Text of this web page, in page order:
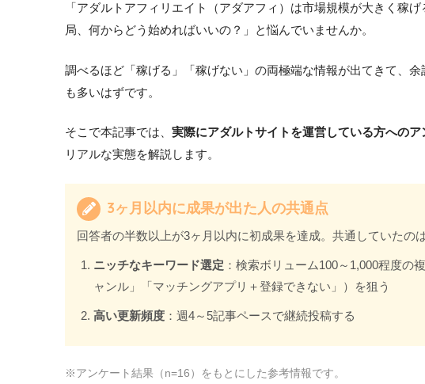
「アダルトアフィリエイト（アダアフィ）は市場規模が大きく稼
局、何からどう始めればいいの？」と悩んでいませんか。
調べるほど「稼げる」「稼げない」の両極端な情報が出てきて、
も多いはずです。
そこで本記事では、 実際にアダルトサイトを運営している方へのア
リアルな実態を解説します。
3ヶ月以内に成果が出た人の共通点
回答者の半数以上が3ヶ月以内に初成果を達成。共通していたの
ニッチなキーワード選定 ：検索ボリューム100～1,000程度の
ャンル」「マッチングアプリ＋登録できない」）を狙う
高い更新頻度 ：週4～5記事ペースで継続投稿する
※アンケート結果（n=16）をもとにした参考情報です。